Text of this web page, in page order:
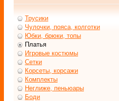
Трусики
Чулочки, пояса, колготки
Юбки, брюки, топы
Платья
Игровые костюмы
Сетки
Корсеты, корсажи
Комплекты
Неглиже, пеньюары
Боди